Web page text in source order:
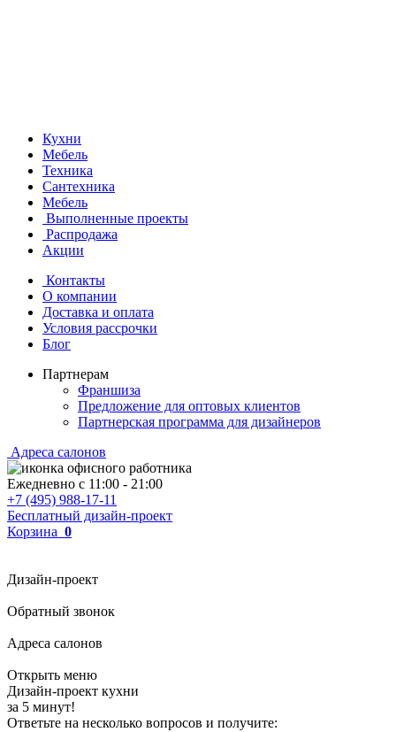
Кухни
Мебель
Техника
Сантехника
Мебель
Выполненные проекты
Распродажа
Акции
Контакты
О компании
Доставка и оплата
Условия рассрочки
Блог
Партнерам
Франшиза
Предложение для оптовых клиентов
Партнерская программа для дизайнеров
Адреса салонов
Ежедневно с 11:00 - 21:00
+7 (495) 988-17-11
Бесплатный дизайн-проект
Корзина 0
Дизайн-проект
Обратный звонок
Адреса салонов
Открыть меню
Дизайн-проект кухни
за 5 минут!
Ответьте на несколько вопросов и получите: